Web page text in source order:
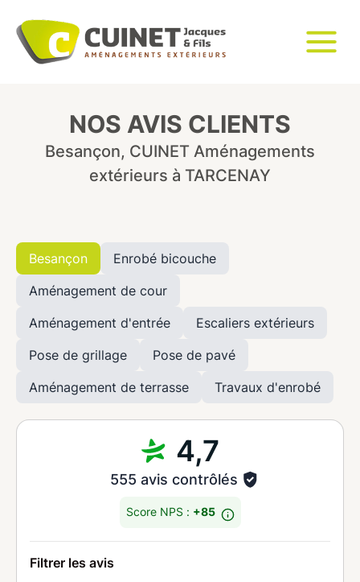
Besançon, CUINET Aménagements
extérieurs à TARCENAY
NOS AVIS CLIENTS
Besançon
Enrobé bicouche
Aménagement de cour
Aménagement d'entrée
Escaliers extérieurs
Pose de grillage
Pose de pavé
Aménagement de terrasse
Travaux d'enrobé
4,7
555 avis contrôlés
Score NPS : +85
Filtrer les avis